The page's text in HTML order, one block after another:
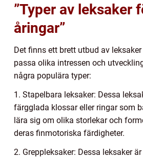
”Typer av leksaker
åringar”
Det finns ett brett utbud av
passa olika intressen och
några populära typer:
1. Stapelbara leksaker: Dessa
färgglada klossar eller ringar som
lära sig om olika storlekar och
deras finmotoriska färdigheter.
2. Greppleksaker: Dessa leksaker